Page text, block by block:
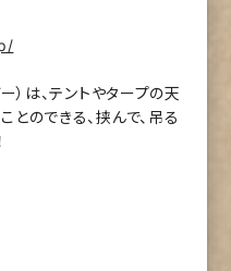
）は、テントやタープの天
のできる、挟んで、吊る